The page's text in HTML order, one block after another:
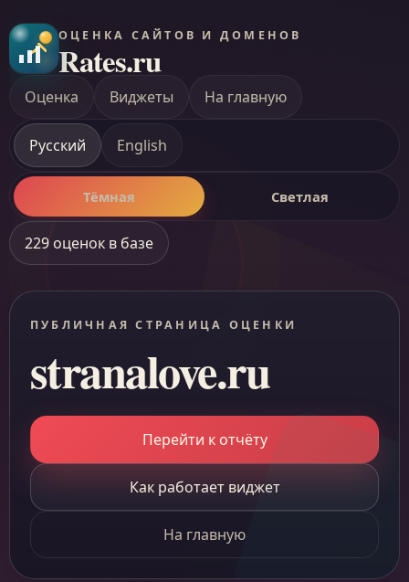
ОЦЕНКА САЙТОВ И ДОМЕНОВ
Rates.ru
Оценка Виджеты На главную
Русский English
Тёмная Светлая
229 оценок в базе
ПУБЛИЧНАЯ СТРАНИЦА ОЦЕНКИ
stranalove.ru
Перейти к отчёту
Как работает виджет
На главную